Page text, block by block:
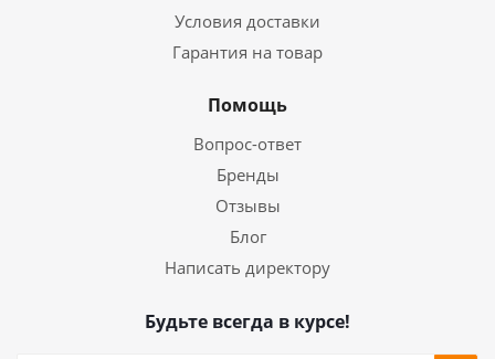
Условия доставки
Гарантия на товар
Помощь
Вопрос-ответ
Бренды
Отзывы
Блог
Написать директору
Будьте всегда в курсе!